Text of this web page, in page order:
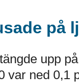
på
upp
var ned 0,1